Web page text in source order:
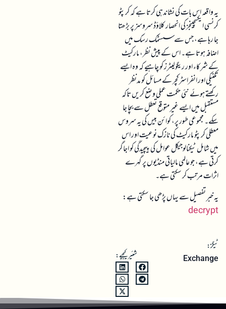
یہ واقعہ اس بات کی نشاندہی کرتا ہے کہ کرپٹو
کرنسی ایکسچینجز کی انحصار کلاؤڈ سروسز پر بڑھتا
جا رہا ہے، جس سے سسٹمک رسک میں
اضافہ ہوتا ہے۔ اس کے پیش نظر، مارکیٹ
کے شرکاء اور ریگولیٹرز کو چاہیے کہ وہ ایسے
تکنیکی اور انفراسٹرکچر کے مسائل کو مدنظر
رکھتے ہوئے نئی حکمت عملی وضع کریں تاکہ
مستقبل میں ایسے غیر متوقع تعطل سے بچا جا
سکے۔ مجموعی طور پر، کوائن بیس کی یہ سروس
معطلی کرپٹو مارکیٹ کی نازک نوعیت اور اس
میں شامل ٹیکنالوجیکل عوامل کی پیچیدگی کو اجاگر
کرتی ہے، جو عالمی مالیاتی منڈیوں پر گہرے
اثرات مرتب کر سکتی ہے۔
یہ خبر تفصیل سے یہاں پڑھی جا سکتی ہے:
decrypt
ٹیگز:
Exchange شئیر کیجیے: